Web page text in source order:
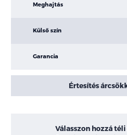
Meghajtás
Külső szín
Garancia
Értesítés
Válasszon hozzá